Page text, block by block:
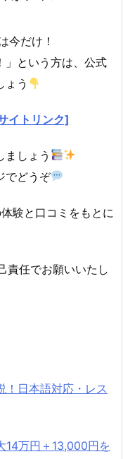
今だけ！
」という方は、公式
ょう
イトリンク]
ましょう
でどうぞ
験と口コミをもとに
責任でお願いいたし
！日本語対応・レス
14万円＋13,000円を